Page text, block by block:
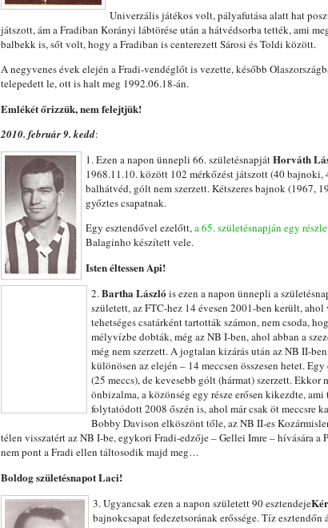
Univerzális játékos volt, pályafutása alatt hat
játszott, ám a Fradiban Korányi lábtörése után a hátvédsorba tették, ami
balbekk is, sőt volt, hogy a Fradiban is centerezett Sárosi és Toldi között.
A negyvenes évek elején a Fradi-vendéglőt is vezette, később
telepedett le, ott is halt meg 1992.06.18-án.
Emlékét őrizzük, nem felejtjük!
2010. február 9. kedd:
1. Ezen a napon ünnepli 66. születésnapjátHorváth
1968.11.10. között 102 mérkőzést játszott (40
balhátvéd, gólt nem szerzett. Kétszeres bajnok (1967,
győztes csapatnak.
Egy esztendővel ezelőtt,a 65. születésnapján egy
Balaginho készített vele.
Isten éltessen Api!
2.Bartha László is ezen a napon ünnepli a
született, az FTC-hez 14 évesen 2001-ben került,
tehetséges csatárként tartották számon, nem csoda,
mélyvízbe dobták, még az NB I-ben, ahol abban a
még nem szerzett. A jogtalan kizárás után az NB II-
különösen az elején – 14 meccsen összesen hetet.
(25 meccs), de kevesebb gólt (hármat) szerzett.
önbizalma, a közönség egy része erősen kikezdte,
folytatódott 2008 őszén is, ahol már csak öt meccsre
Bobby Davison elköszönt tőle, az NB II-es
télen visszatért az NB I-be, egykori Fradi-edzője – Gellei Imre – hívására
nem pont a Fradi ellen táltosodik majd meg…
Boldog születésnapot Laci!
3. Ugyancsak ezen a napon született 90 esztendeje
bajnokcsapat fedezetsorának erőssége. Tíz